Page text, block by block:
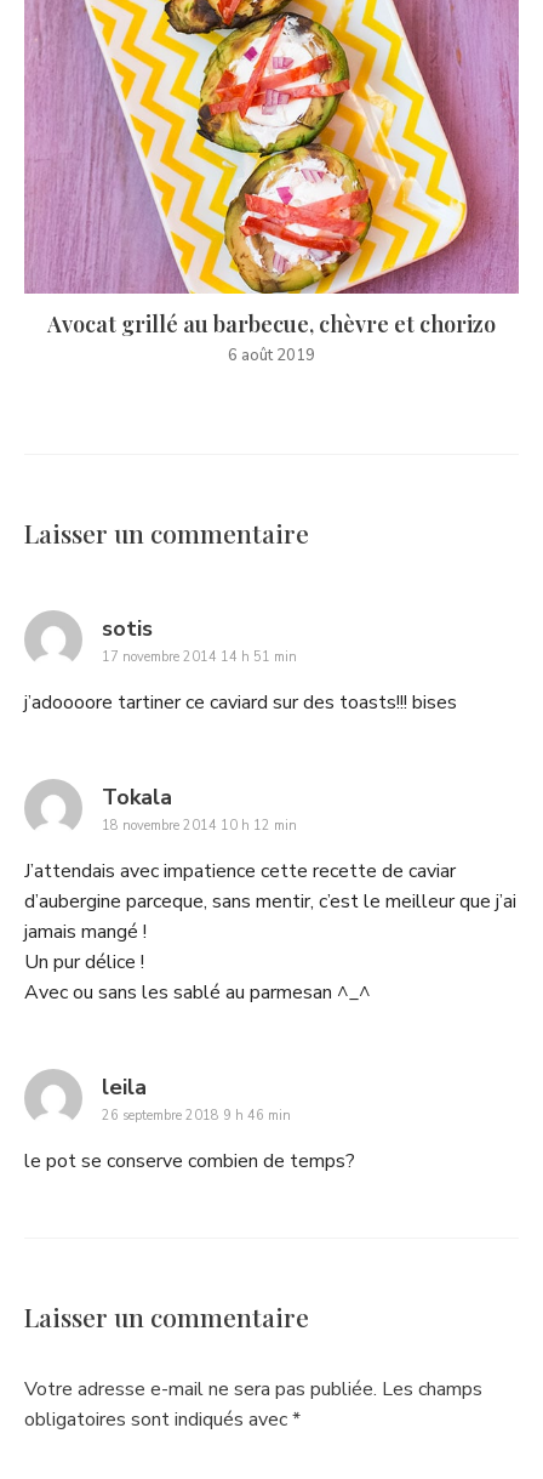
Avocat grillé au barbecue, chèvre et chorizo
6 août 2019
Laisser un commentaire
sotissays:
17 novembre 2014 14 h 51 min
j’adoooore tartiner ce caviard sur des toasts!!! bises
Tokala
18 novembre 2014 10 h 12 min
J’attendais avec impatience cette recette de caviar
d’aubergine parceque, sans mentir, c’est le meilleur que j’ai
jamais mangé !
Un pur délice !
Avec ou sans les sablé au parmesan ^_^
leila
26 septembre 2018 9 h 46 min
le pot se conserve combien de temps?
Laisser un commentaire
Votre adresse e-mail ne sera pas publiée. Les champs
obligatoires sont indiqués avec*